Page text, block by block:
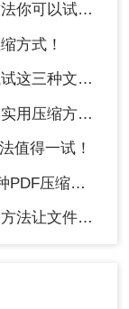
转换工具或
的Word文
利用Word
，并在保存过
积。
化或丢失，
灵活。
可以试试！
方式！
压缩的方法！
压缩方法！
值得一试！
压缩方法！
让文件变小!